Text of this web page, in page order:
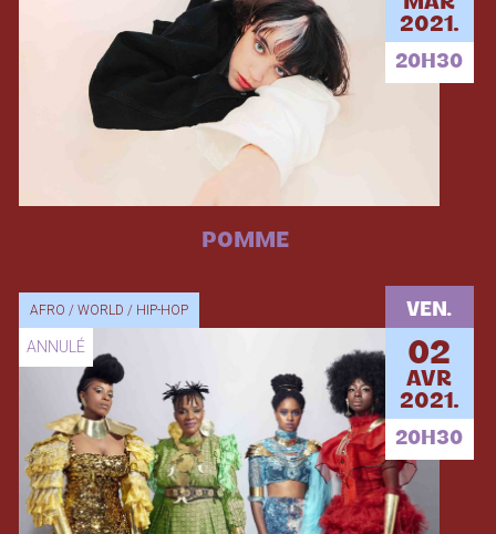
2021.
20H30
POMME
AFRO / WORLD / HIP-HOP
ANNULÉ
VEN.
02
AVR
2021.
20H30